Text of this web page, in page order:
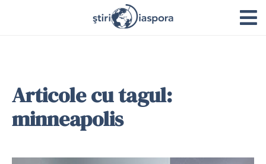
Articole cu tagul:
minneapolis